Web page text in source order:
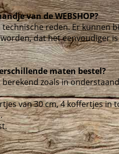
van de WEBSHOP?
reden. Er kunnen
dat het eenvoudiger
maten bestel?
zoals in onderstaand
van 30 cm, 4 koffertjes in